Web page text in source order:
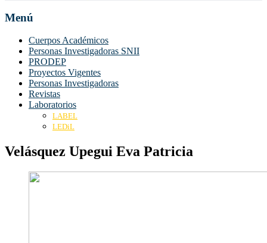
Menú
Cuerpos Académicos
Personas Investigadoras SNII
PRODEP
Proyectos Vigentes
Personas Investigadoras
Revistas
Laboratorios
LABEL
LEDiL
Velásquez Upegui Eva Patricia